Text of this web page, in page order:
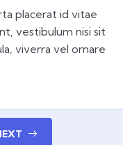
placerat id vitae
vestibulum nisi sit
viverra vel ornare